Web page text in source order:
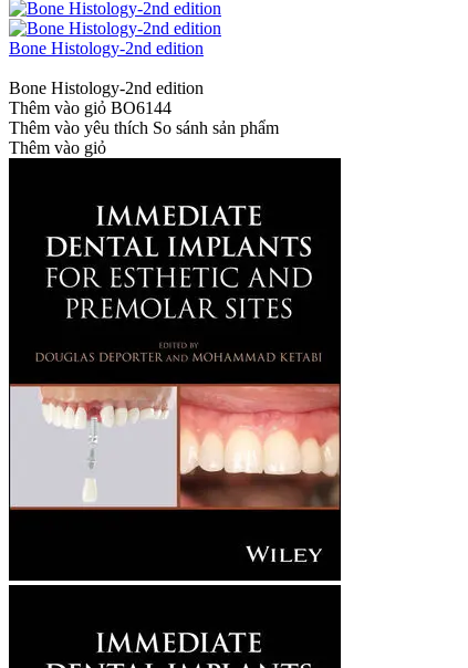
Bone Histology-2nd edition
Bone Histology-2nd edition
Thêm vào giỏ BO6144
Thêm vào yêu thích So sánh sản phẩm
Thêm vào giỏ